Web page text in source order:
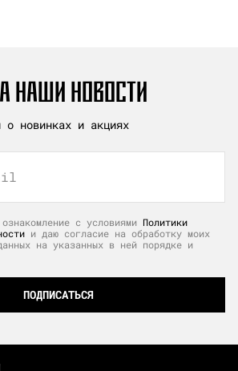
НАШИ НОВОСТИ
о новинках и акциях
с условиями Политики
и даю согласие на обработку моих
на указанных в ней порядке и
ПОДПИСАТЬСЯ